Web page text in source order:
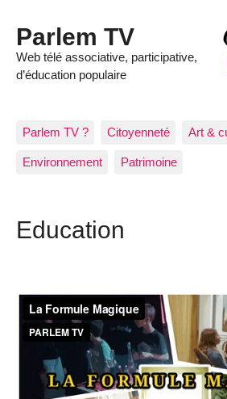
Parlem TV
Web télé associative, participative,
d’éducation populaire
Parlem TV ? Citoyenneté Art &
Environnement Patrimoine
Education